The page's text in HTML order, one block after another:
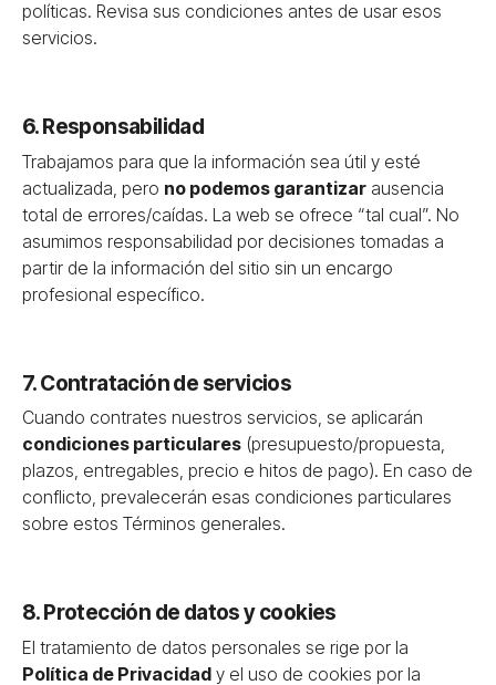
políticas. Revisa sus condiciones antes de usar esos
servicios.
6. Responsabilidad
Trabajamos para que la información sea útil y esté
actualizada, pero no podemos garantizar ausencia
total de errores/caídas. La web se ofrece “tal cual”. No
asumimos responsabilidad por decisiones tomadas a
partir de la información del sitio sin un encargo
profesional específico.
7. Contratación de servicios
Cuando contrates nuestros servicios, se aplicarán
condiciones particulares (presupuesto/propuesta,
plazos, entregables, precio e hitos de pago). En caso de
conflicto, prevalecerán esas condiciones particulares
sobre estos Términos generales.
8. Protección de datos y cookies
El tratamiento de datos personales se rige por la
Política de Privacidad y el uso de cookies por la